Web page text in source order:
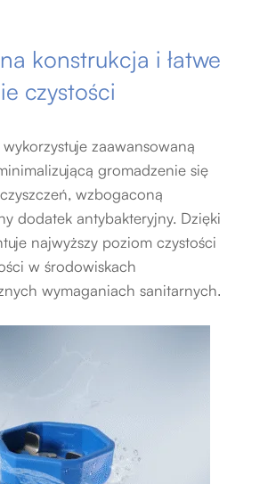
konstrukcja i łatwe
czystości
zaawansowaną
gromadzenie się
wzbogaconą
dodatek antybakteryjny. Dzięki
najwyższy poziom czystości
w środowiskach
wymaganiach sanitarnych.